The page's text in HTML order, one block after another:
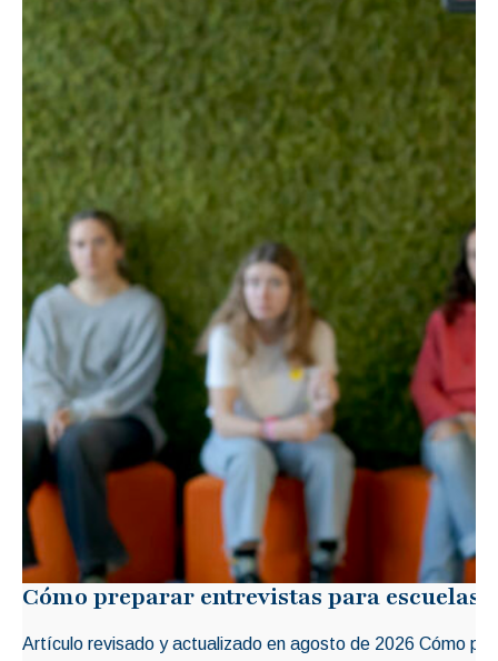
Cómo preparar entrevistas para escuelas
Artículo revisado y actualizado en agosto de 2026 Cómo